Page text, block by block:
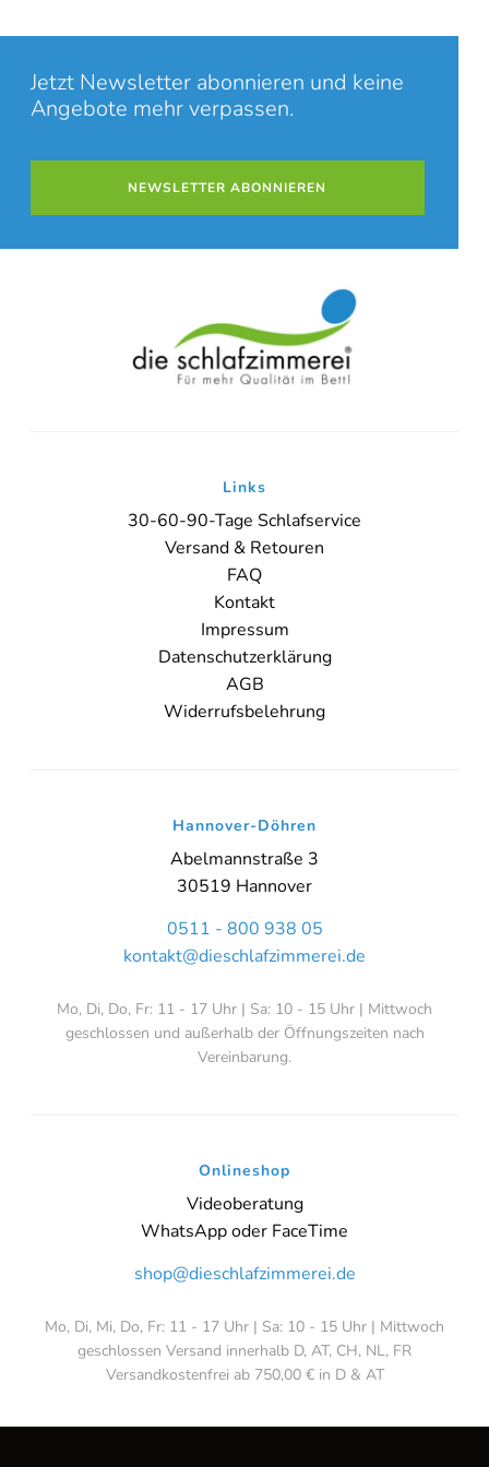
Sie sehen gerade einen Platzhalterinhalt vonBooking-Time
auf den eigentlichen Inhalt zuzugreifen, klicken Sie auf den Button
unten. Bitte beachten Sie, dass dabei Daten an Drittanbieter
weitergegeben werden.
Inhalt entsperren
Weitere Informationen
'
Jetzt Newsletter abonnieren und keine
Angebote mehr verpassen.
NEWSLETTER ABONNIEREN
Links
30-60-90-Tage Schlafservice
Versand & Retouren
FAQ
Kontakt
Impressum
Datenschutzerklärung
AGB
Widerrufsbelehrung
Hannover-Döhren
Abelmannstraße 3
30519 Hannover
0511 - 800 938 05
kontakt@dieschlafzimmerei.de
Mo, Di, Do, Fr: 11 - 17 Uhr | Sa: 10 - 15 Uhr | Mittwoch
geschlossen und außerhalb der Öffnungszeiten nach
Vereinbarung.
Onlineshop
Videoberatung
WhatsApp oder FaceTime
shop@dieschlafzimmerei.de
Mo, Di, Mi, Do, Fr: 11 - 17 Uhr | Sa: 10 - 15 Uhr | Mittwoch
geschlossen Versand innerhalb D, AT, CH, NL, FR
Versandkostenfrei ab 750,00 € in D & AT